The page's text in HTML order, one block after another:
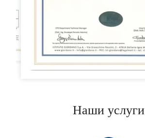
Наши услуги